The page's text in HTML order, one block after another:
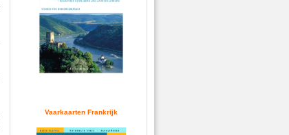
Vaarkaarten Frankrijk